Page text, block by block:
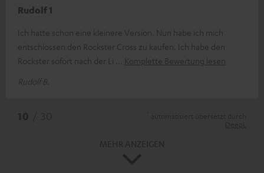
Rudolf 1
Ich hatte schon eine kleinere Version. Nun habe ich mich
entschlossen den Rockster Cross zu kaufen. Ich habe den
Rockster sofort nach der Li
Komplette Bewertung lesen
Rudolf B.